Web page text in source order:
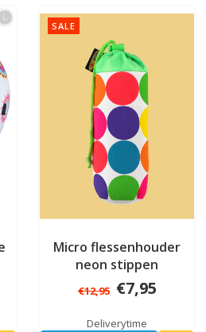
SALE
Micro flessenhouder
neon stippen
€12,95 €7,95
Deliverytime